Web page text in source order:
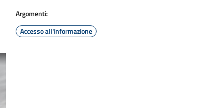
Argomenti:
Accesso all'informazione